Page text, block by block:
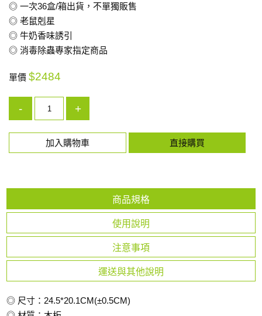
◎ 一次36盒/箱出貨，不單獨販售
◎ 老鼠剋星
◎ 牛奶香味誘引
◎ 消毒除蟲專家指定商品
單價$2484
- +
加入購物車 直接購買
商品規格
使用說明
注意事項
運送與其他說明
◎ 尺寸：24.5*20.1CM(±0.5CM)